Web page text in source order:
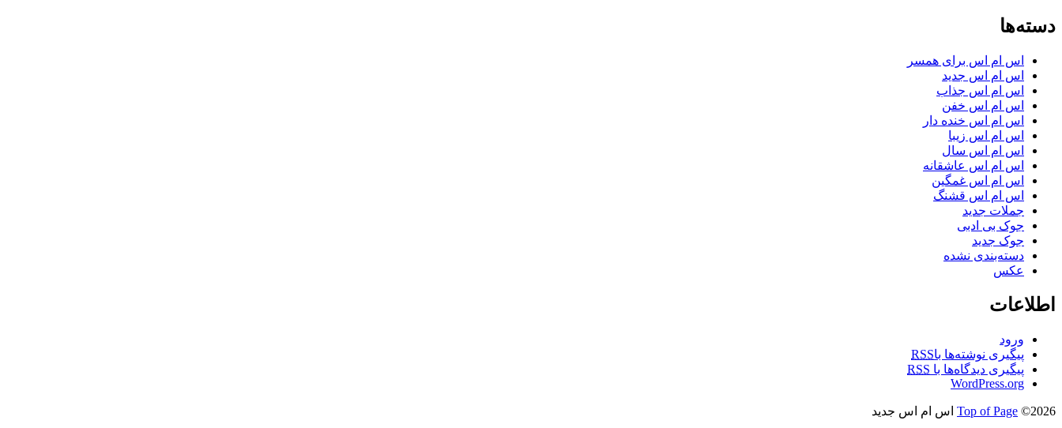
دسته‌ها
اس ام اس برای همسر
اس ام اس جدید
اس ام اس جذاب
اس ام اس خفن
اس ام اس خنده دار
اس ام اس زیبا
اس ام اس سال
اس ام اس عاشقانه
اس ام اس غمگین
اس ام اس قشنگ
جملات جدید
جوک بی ادبی
جوک جدید
دسته‌بندی نشده
عکس
اطلاعات
ورود
پیگیری نوشته‌ها باRSS
پیگیری دیدگاه‌ها با RSS
WordPress.org
Top of Page ©2026 اس ام اس جدید